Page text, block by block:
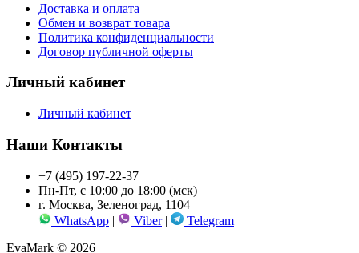
Доставка и оплата
Обмен и возврат товара
Политика конфиденциальности
Договор публичной оферты
Личный кабинет
Личный кабинет
Наши Контакты
+7 (495) 197-22-37
Пн-Пт, с 10:00 до 18:00 (мск)
г. Москва, Зеленоград, 1104
WhatsApp | Viber|
Telegram
EvaMark © 2026